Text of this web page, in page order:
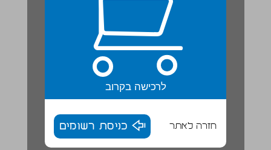
לרכישה בקרוב
חזרה לאתר כניסת רשומים